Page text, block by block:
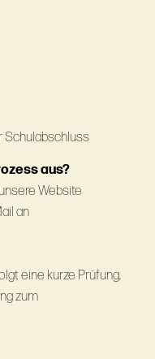
Schulabschluss
aus?
Website
an
eine kurze Prüfung,
zum